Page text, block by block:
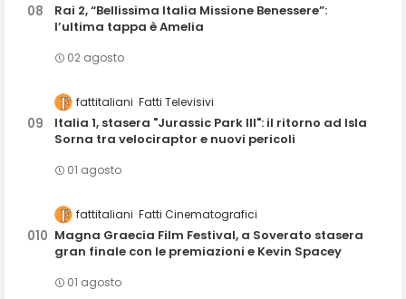
Rai 2, “Bellissima Italia Missione Benessere”:
l’ultima tappa è Amelia
02 agosto
fattitaliani Fatti Televisivi
Italia 1, stasera "Jurassic Park III": il ritorno ad Isla
Sorna tra velociraptor e nuovi pericoli
01 agosto
fattitaliani Fatti Cinematografici
Magna Graecia Film Festival, a Soverato stasera
gran finale con le premiazioni e Kevin Spacey
01 agosto